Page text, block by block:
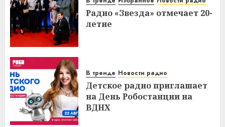
Радио «Звезда» отмечает 20-
летие
В тренде Новости радио
Детское радио приглашает
на День Робостанции на
ВДНХ